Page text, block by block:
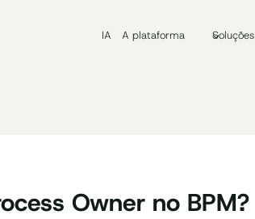
IA A plataforma Soluções
Owner no BPM?